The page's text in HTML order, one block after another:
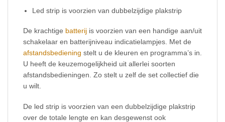
Led strip is voorzien van dubbelzijdige plakstrip
De krachtige batterij is voorzien van een handige aan/uit
schakelaar en batterijniveau indicatielampjes. Met de
afstandsbediening stelt u de kleuren en programma’s in.
U heeft de keuzemogelijkheid uit allerlei soorten
afstandsbedieningen. Zo stelt u zelf de set collectief die
u wilt.
De led strip is voorzien van een dubbelzijdige plakstrip
over de totale lengte en kan desgewenst ook